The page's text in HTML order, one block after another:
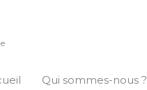
Qui sommes-nous ?